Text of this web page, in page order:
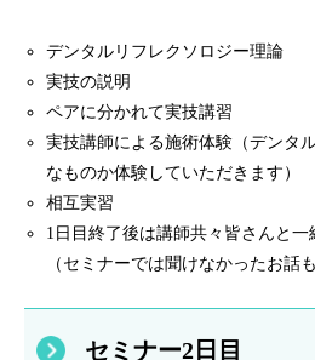
デンタルリフレクソロジー理論
実技の説明
ペアに分かれて実技講習
実技講師による施術体験（デンタ
なものか体験していただきます）
相互実習
1日目終了後は講師共々皆さんと一
（セミナーでは聞けなかったお話
セミナー2日目